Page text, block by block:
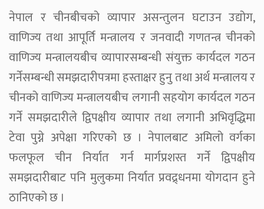
नेपाल र चीनबीचको व्यापार असन्तुलन घटाउन उद्योग,
वाणिज्य तथा आपूर्ति मन्त्रालय र जनवादी गणतन्त्र चीनको
वाणिज्य मन्त्रालयबीच व्यापारसम्बन्धी संयुक्त कार्यदल गठन
गर्नेसम्बन्धी समझदारीपत्रमा हस्ताक्षर हुनु तथा अर्थ मन्त्रालय र
चीनको वाणिज्य मन्त्रालयबीच लगानी सहयोग कार्यदल गठन
गर्ने समझदारीले द्विपक्षीय व्यापार तथा लगानी अभिवृद्धिमा
टेवा पुग्ने अपेक्षा गरिएको छ । नेपालबाट अमिलो वर्गका
फलफूल चीन निर्यात गर्न मार्गप्रशस्त गर्ने द्विपक्षीय
समझदारीबाट पनि मुलुकमा निर्यात प्रवद्र्धनमा योगदान हुने
ठानिएको छ ।